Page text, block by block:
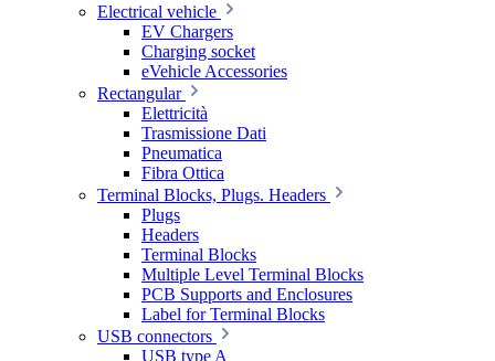
Electrical vehicle
EV Chargers
Charging socket
eVehicle Accessories
Rectangular
Elettricità
Trasmissione Dati
Pneumatica
Fibra Ottica
Terminal Blocks, Plugs. Headers
Plugs
Headers
Terminal Blocks
Multiple Level Terminal Blocks
PCB Supports and Enclosures
Label for Terminal Blocks
USB connectors
USB type A